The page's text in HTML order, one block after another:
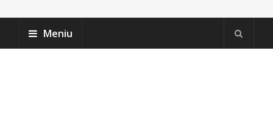
Meniu